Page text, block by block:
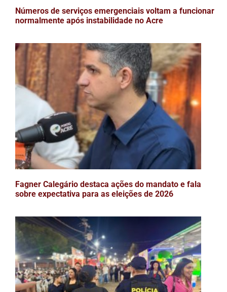
Números de serviços emergenciais voltam a funcionar
normalmente após instabilidade no Acre
Fagner Calegário destaca ações do mandato e fala
sobre expectativa para as eleições de 2026